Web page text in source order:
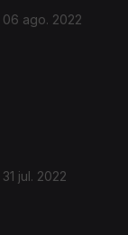
06 ago. 2022
31 jul. 2022